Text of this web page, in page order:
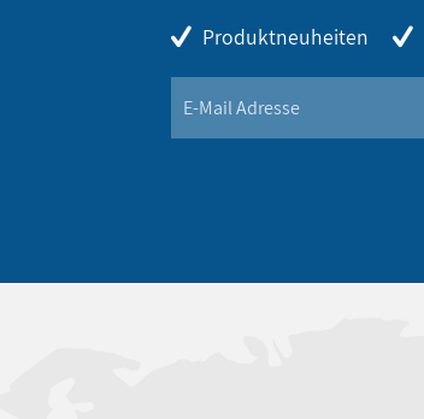
Produktneuheiten